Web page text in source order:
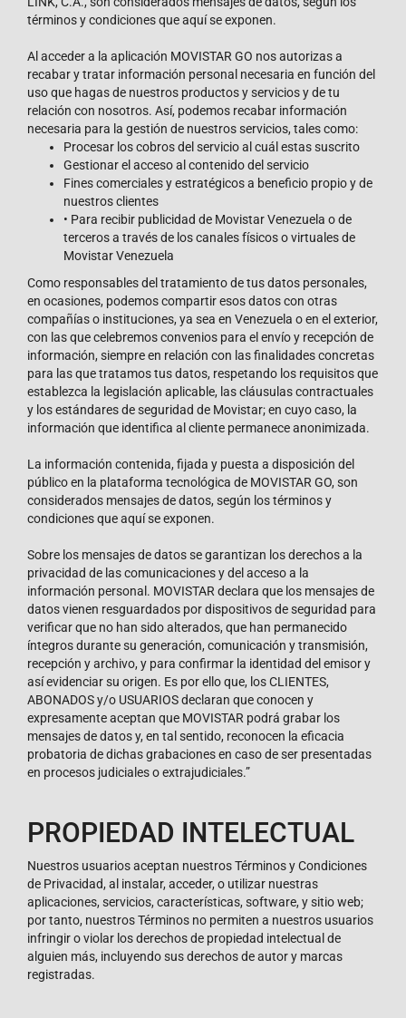
términos y condiciones que aquí se exponen.
Al acceder a la aplicación MOVISTAR GO nos autorizas a
recabar y tratar información personal necesaria en función del
uso que hagas de nuestros productos y servicios y de tu
relación con nosotros. Así, podemos recabar información
necesaria para la gestión de nuestros servicios, tales como:
Procesar los cobros del servicio al cuál estas suscrito
Gestionar el acceso al contenido del servicio
Fines comerciales y estratégicos a beneficio propio y de
nuestros clientes
• Para recibir publicidad de Movistar Venezuela o de
terceros a través de los canales físicos o virtuales de
Movistar Venezuela
Como responsables del tratamiento de tus datos personales,
en ocasiones, podemos compartir esos datos con otras
compañías o instituciones, ya sea en Venezuela o en el exterior,
con las que celebremos convenios para el envío y recepción de
información, siempre en relación con las finalidades concretas
para las que tratamos tus datos, respetando los requisitos que
establezca la legislación aplicable, las cláusulas contractuales
y los estándares de seguridad de Movistar; en cuyo caso, la
información que identifica al cliente permanece anonimizada.
La información contenida, fijada y puesta a disposición del
público en la plataforma tecnológica de MOVISTAR GO, son
considerados mensajes de datos, según los términos y
condiciones que aquí se exponen.
Sobre los mensajes de datos se garantizan los derechos a la
privacidad de las comunicaciones y del acceso a la
información personal. MOVISTAR declara que los mensajes de
datos vienen resguardados por dispositivos de seguridad para
verificar que no han sido alterados, que han permanecido
íntegros durante su generación, comunicación y transmisión,
recepción y archivo, y para confirmar la identidad del emisor y
así evidenciar su origen. Es por ello que, los CLIENTES,
ABONADOS y/o USUARIOS declaran que conocen y
expresamente aceptan que MOVISTAR podrá grabar los
mensajes de datos y, en tal sentido, reconocen la eficacia
probatoria de dichas grabaciones en caso de ser presentadas
en procesos judiciales o extrajudiciales.”
PROPIEDAD INTELECTUAL
Nuestros usuarios aceptan nuestros Términos y Condiciones
de Privacidad, al instalar, acceder, o utilizar nuestras
aplicaciones, servicios, características, software, y sitio web;
por tanto, nuestros Términos no permiten a nuestros usuarios
infringir o violar los derechos de propiedad intelectual de
alguien más, incluyendo sus derechos de autor y marcas
registradas.